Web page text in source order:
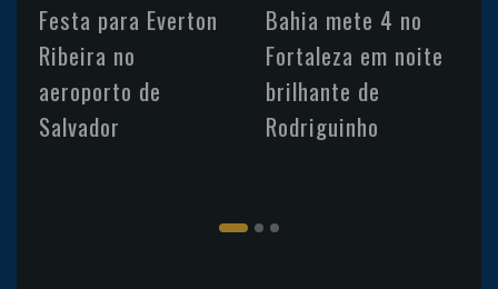
Festa para Everton
Ribeira no
aeroporto de
Salvador
Bahia mete 4 no
Fortaleza em noite
brilhante de
Rodriguinho